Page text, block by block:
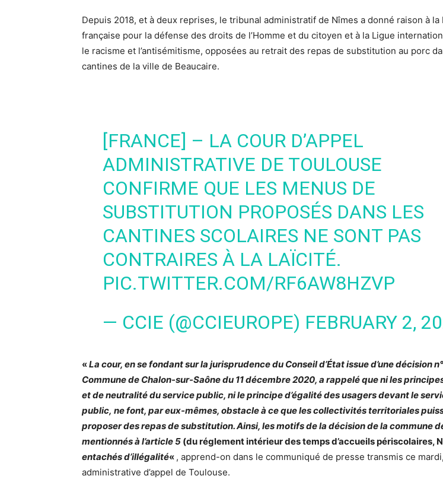
Depuis 2018, et à deux reprises, le tribunal administratif de Nîmes a donné raison à la
française pour la défense des droits de l’Homme et du citoyen et à la Ligue
le racisme et l’antisémitisme, opposées au retrait des repas de substitution au porc
cantines de la ville de Beaucaire.
[FRANCE] – LA COUR D’APPEL
ADMINISTRATIVE DE TOULOUSE
CONFIRME QUE LES MENUS DE
SUBSTITUTION PROPOSÉS DANS LES
CANTINES SCOLAIRES NE SONT PAS
CONTRAIRES À LA LAÏCITÉ.
PIC.TWITTER.COM/RF6AW8HZVP
— CCIE (@CCIEUROPE) FEBRUARY 2,
«La cour, ense fondant sur la jurisprudence du Conseil d’État issue d’une décision
Commune de Chalon-sur-Saône du 11 décembre 2020, a rappelé que ni les
et de neutralité du service public, ni le principe d’égalité des usagers devant le
public, ne font, par eux-mêmes, obstacle à ce que les collectivités territoriales
proposer des repas de substitution. Ainsi, les motifs de la décision de la commune
mentionnés à l’article 5 (du réglement intérieur des temps d’accueils périscolaires,
entachés d’illégalité« , apprend-on dans le communiqué de presse transmis ce
administrative d’appel de Toulouse.